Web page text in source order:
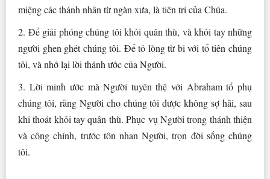
miệng các thánh nhân từ ngàn xưa, là tiên tri của Chúa.
2. Ðể giải phóng chúng tôi khỏi quân thù, và khỏi tay những
người ghen ghét chúng tôi. Ðể tỏ lòng từ bi với tổ tiên chúng
tôi, và nhớ lại lời thánh ước của Người.
3. Lời minh ước mà Người tuyên thệ với Abraham tổ phụ
chúng tôi, rằng Người cho chúng tôi được không sợ hãi, sau
khi thoát khỏi tay quân thù. Phục vụ Người trong thánh thiện
và công chính, trước tôn nhan Người, trọn đời sống chúng
tôi.